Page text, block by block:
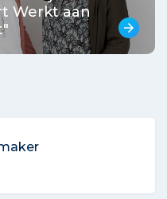
Werkt aan
arrow_forward